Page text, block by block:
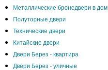
Металлические бронедвери в дом
Полуторные двери
Технические двери
Китайские двери
Двери Берез - квартира
Двери Берез - уличные